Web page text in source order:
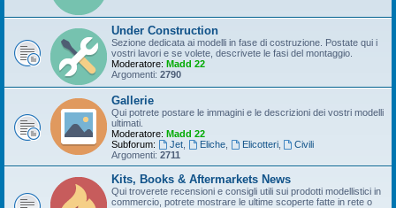
Under Construction
Sezione dedicata ai modelli in fase di costruzione. Postate qui i
vostri lavori e se volete, descrivete le fasi del montaggio.
Moderatore: Madd 22
Argomenti: 2790
Gallerie
Qui potrete postare le immagini e le descrizioni dei vostri modelli
ultimati.
Moderatore: Madd 22
Subforum:
Jet, Eliche, Elicotteri,
Civili
Argomenti: 2711
Kits, Books & Aftermarkets News
Qui troverete recensioni e consigli utili sui prodotti modellistici in
commercio, potrete mostrare le ultime scoperte fatte in rete o